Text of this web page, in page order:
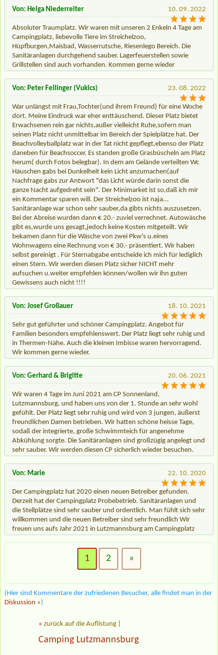
10. 09. 2022
Von: Helga Niederreiter
Absoluter Traumplatz. Wir waren mit unseren 2 Enkeln 4 Tage am
Campingplatz, liebevolle Tiere im Streichelzoo,
Hüpfburgen,Maisbad, Wasserrutsche, Riesenlego Bereich. Die
Sanitäranlagen durchgehend sauber. Lagerfeuerstellen sowie
Grillstellen sind auch vorhanden. Kommen gerne wieder
23. 08. 2022
Von: Peter Fellinger (Vukics)
War unlängst mit Frau,Tochter(und ihrem Freund) für eine Woche
dort. Meine Eindruck war eher enttäuschend. Dieser Platz bietet
Erwachsenen rein gar nichts,außer vielleicht Ruhe,sofern man
seinen Platz nicht unmittelbar im Bereich der Spielplätze hat. Der
Beachvolleyballplatz war in der Tat nicht gepflegt,ebenso der Platz
daneben für Beachsoccer. Es standen große Grasbüscheln am Platz
herum( durch Fotos belegbar). In dem am Gelände verteilten Wc
Häuschen gabs bei Dunkelheit kein Licht anzumachen(auf
Nachfrage gabs zur Antwort "das Licht würde darin sonst die
ganze Nacht aufgedreht sein". Der Minimarket ist so,daß ich mir
ein Kommentar sparen will. Der Streichelzoo ist naja...
Sanitäranlage war schon sehr sauber,da gibts nichts auszusetzen.
Bei der Abreise wurden dann € 20.- zuviel verrechnet. Autowäsche
gibt es,wurde uns gesagt,jedoch keine Kosten mitgeteilt. Wir
bekamen dann für die Wäsche von zwei Pkw's u.eines
Wohnwagens eine Rechnung von € 30.- präsentiert. Wir haben
selbst gereinigt . Für Sternabgabe entscheide ich mich für lediglich
einen Stern. Wir werden diesen Platz sicher NICHT mehr
aufsuchen u.weiter empfehlen können/wollen wir ihn guten
Gewissens auch nicht !!!!
18. 10. 2021
Von: Josef Großauer
Sehr gut geführter und schöner Campingplatz. Angebot für
Familien besonders empfehlenswert. Der Platz liegt sehr ruhig und
in Thermen-Nähe. Auch die kleinen Imbisse waren hervorragend.
Wir kommen gerne wieder.
20. 06. 2021
Von: Gerhard & Brigitte
Wir waren 4 Tage im Juni 2021 am CP Sonnenland,
Lutzmannsburg, und haben uns von der 1. Stunde an sehr wohl
gefühlt. Der Platz liegt sehr ruhig und wird von 3 jungen, äußerst
freundlichen Damen betrieben. Wir hatten schöne heisse Tage,
sodaß der integrierte, große Schwimmteich für angenehme
Abkühlung sorgte. Die Sanitäranlagen sind großzügig angelegt und
sehr sauber. Wir werden diesen CP sicherlich wieder besuchen.
22. 10. 2020
Von: Marie
Der Campingplatz hat 2020 einen neuen Betreiber gefunden.
Derzeit hat der Campingplatz Probebetrieb. Sanitäranlagen und
die Stellplätze sind sehr sauber und ordentlich. Man fühlt sich sehr
willkommen und die neuen Betreiber sind sehr freundlich Wir
freuen uns aufs Jahr 2021 in Lutzmannsburg am Campingplatz
1 2 »
(Hier sind Kommentare der zufriedenen Besucher, alle findet man in der
Diskussion »)
« zurück auf die Auflistung
Camping Lutzmannsburg